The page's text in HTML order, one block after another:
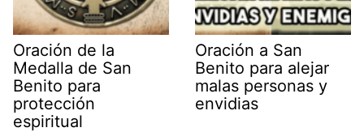
Oración de la
Medalla de San
Benito para
protección
espiritual
Oración a San
Benito para alejar
malas personas y
envidias